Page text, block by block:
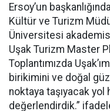
Ersoy’un
Kültür ve Turizm
Üniversitesi
Uşak Turizm Master
Toplantımızda
birikimini ve doğal
noktaya taşıyacak yol
değerlendirdik.”